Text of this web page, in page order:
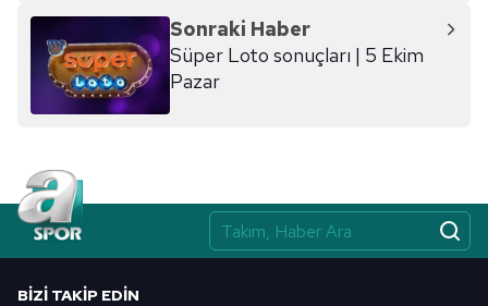
Sonraki Haber
Süper Loto sonuçları | 5 Ekim
Pazar
BIZI TAKIP EDIN